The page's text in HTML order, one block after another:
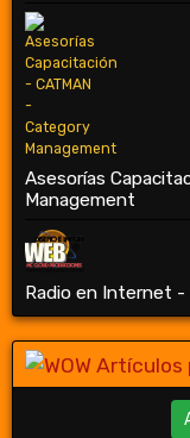
Asesorías
Management
Radio en Internet -